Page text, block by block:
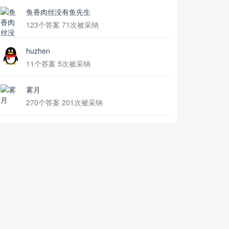
鱼香肉丝没有鱼先生
123个答案 71次被采纳
huzhen
11个答案 5次被采纳
雾月
270个答案 201次被采纳